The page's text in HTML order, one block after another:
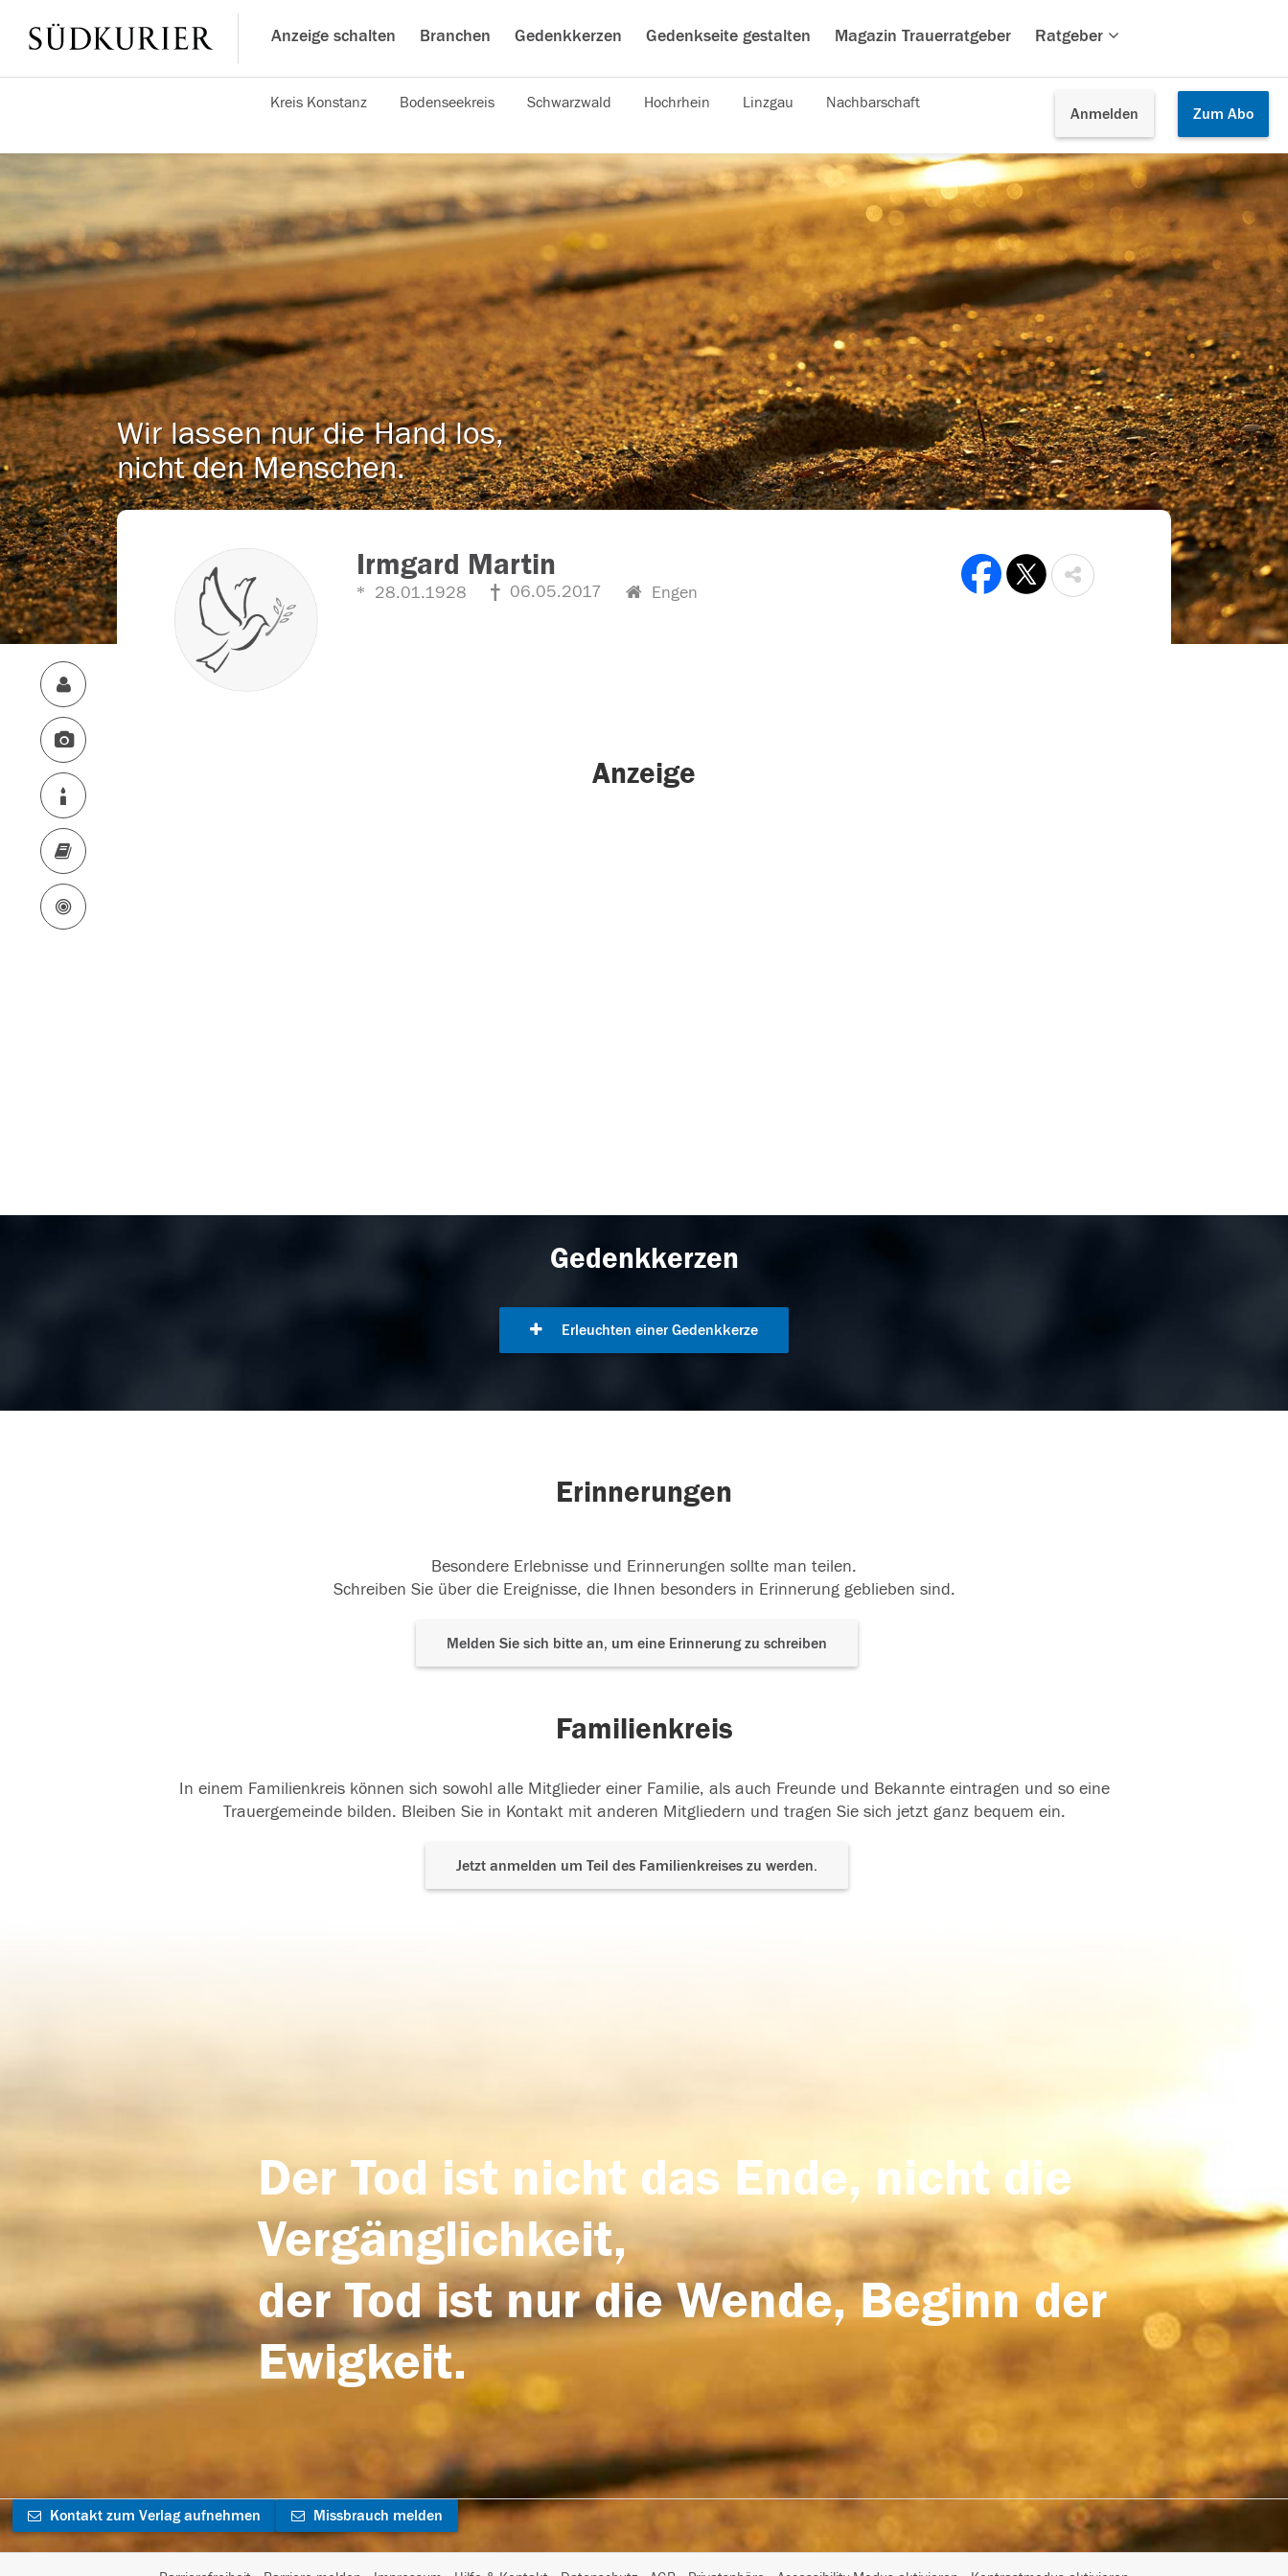
Anzeige schalten Branchen Gedenkkerzen Gedenkseite gestalten Magazin Trauerratgeber Ratgeber
Anmelden Zum Abo
Kreis Konstanz Bodenseekreis Schwarzwald Hochrhein Linzgau Nachbarschaft
Wir lassen nur die Hand los,
nicht den Menschen.
Irmgard Martin
28.01.1928 06.05.2017 Engen
Anzeige
Gedenkkerzen
Erleuchten einer Gedenkkerze
Erinnerungen
Besondere Erlebnisse und Erinnerungen sollte man teilen.
Schreiben Sie über die Ereignisse, die Ihnen besonders in Erinnerung geblieben sind.
Melden Sie sich bitte an, um eine Erinnerung zu schreiben
Familienkreis
In einem Familienkreis können sich sowohl alle Mitglieder einer Familie, als auch Freunde und Bekannte eintragen und so eine
Trauergemeinde bilden. Bleiben Sie in Kontakt mit anderen Mitgliedern und tragen Sie sich jetzt ganz bequem ein.
Jetzt anmelden um Teil des Familienkreises zu werden.
Der Tod ist nicht das Ende, nicht die
Vergänglichkeit,
der Tod ist nur die Wende, Beginn der
Ewigkeit.
Kontakt zum Verlag aufnehmen Missbrauch melden